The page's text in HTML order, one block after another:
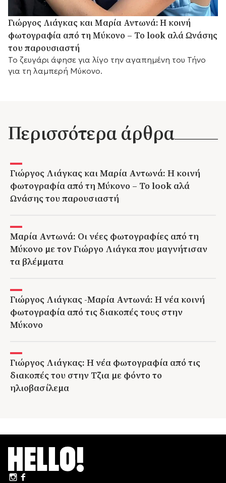
Γιώργος Λιάγκας και Μαρία Αντωνά: Η κοινή
φωτογραφία από τη Μύκονο – Το look αλά Ωνάσης
του παρουσιαστή
Το ζευγάρι άφησε για λίγο την αγαπημένη του Τήνο
για τη λαμπερή Μύκονο.
Περισσότερα άρθρα
Γιώργος Λιάγκας και Μαρία Αντωνά: Η κοινή
φωτογραφία από τη Μύκονο – Το look αλά
Ωνάσης του παρουσιαστή
Μαρία Αντωνά: Οι νέες φωτογραφίες από τη
Μύκονο με τον Γιώργο Λιάγκα που μαγνήτισαν
τα βλέμματα
Γιώργος Λιάγκας -Μαρία Αντωνά: Η νέα κοινή
φωτογραφία από τις διακοπές τους στην
Μύκονο
Γιώργος Λιάγκας: Η νέα φωτογραφία από τις
διακοπές του στην Τζια με φόντο το
ηλιοβασίλεμα